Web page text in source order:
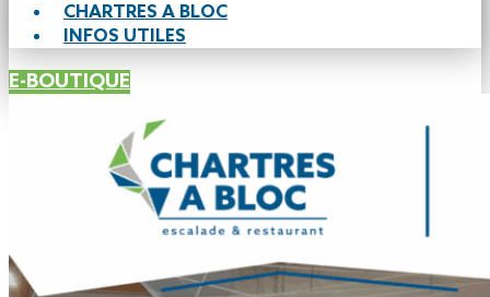
CHARTRES A BLOC
INFOS UTILES
E-BOUTIQUE